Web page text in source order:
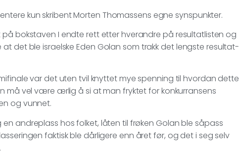
kun skribent Morten Thomassens egne synspunkter.
bokstaven I endte rett etter hverandre på resultatlisten og
at det ble israelske Eden Golan som trakk det lengste resultat-
var det uten tvil knyttet mye spenning til hvordan dette
må vel være ærlig å si at man fryktet for konkurransens
og vunnet.
andreplass hos folket, låten til frøken Golan ble såpass
faktisk ble dårligere enn året før, og det i seg selv